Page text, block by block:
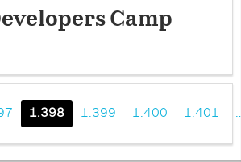
Camp
1.398 1.399 1.400 1.401